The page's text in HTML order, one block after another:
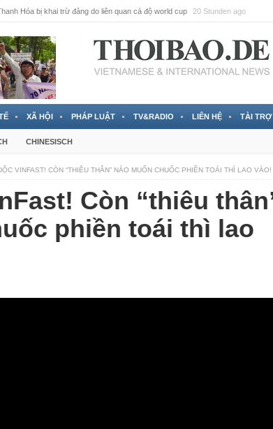
Hóa bị khai trừ đảng do liên quan cá độ world cup 20 Stunden ago
XÃ HỘI PHÁP LUẬT TV&RADIO LIÊN HỆ TÀI
CHINESISCH
VINFAST! CÒN “THIÊU THÂN” NÀO MUỐN CHUỐC PHIỀN TOÁI THÌ LAO VÀO!
Còn “thiêu
phiền toái thì lao